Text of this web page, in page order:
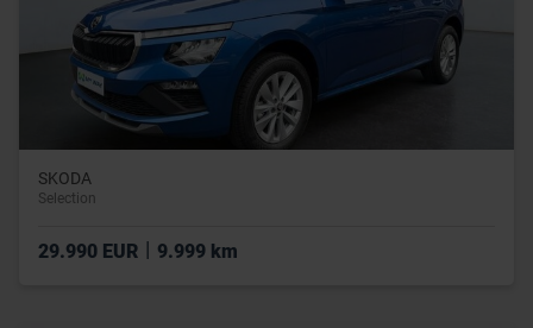
SKODA
Selection
29.990 EUR 9.999 km